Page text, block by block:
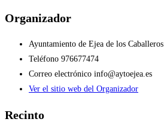
Organizador
Ayuntamiento de Ejea de los Caballeros
Teléfono 976677474
Correo electrónico info@aytoejea.es
Ver el sitio web del Organizador
Recinto